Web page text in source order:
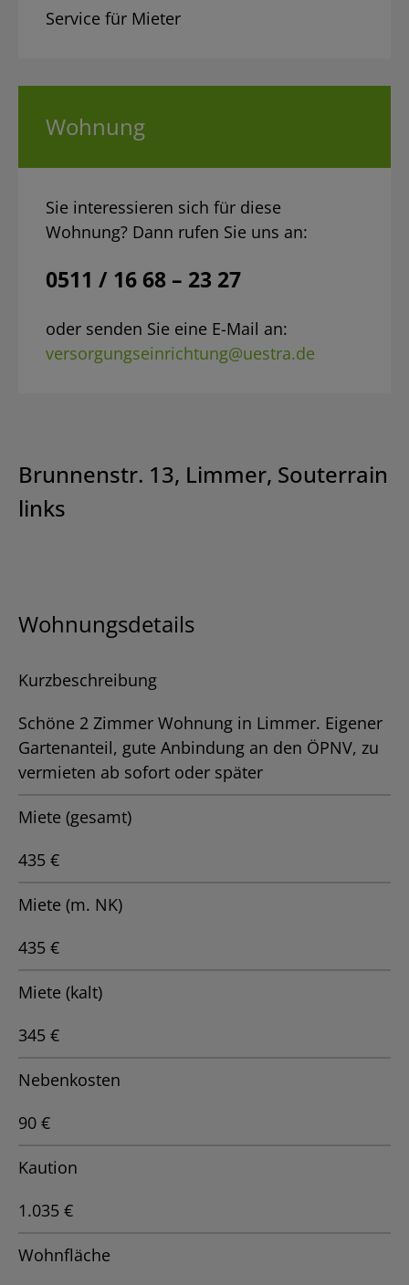
Brunnenstr. 13, Limmer, Souterrain
links
Wohnungsdetails
Kurzbeschreibung
Schöne 2 Zimmer Wohnung in Limmer. Eigener
Gartenanteil, gute Anbindung an den ÖPNV, zu
vermieten ab sofort oder später
Miete (gesamt)
435 €
Miete (m. NK)
435 €
Miete (kalt)
345 €
Nebenkosten
90 €
Kaution
1.035 €
Wohnfläche
Service für Mieter
Wohnung
Sie interessieren sich für diese
Wohnung? Dann rufen Sie uns an:
0511 / 16 68 – 23 27
oder senden Sie eine E-Mail an:
versorgungseinrichtung@uestra.de